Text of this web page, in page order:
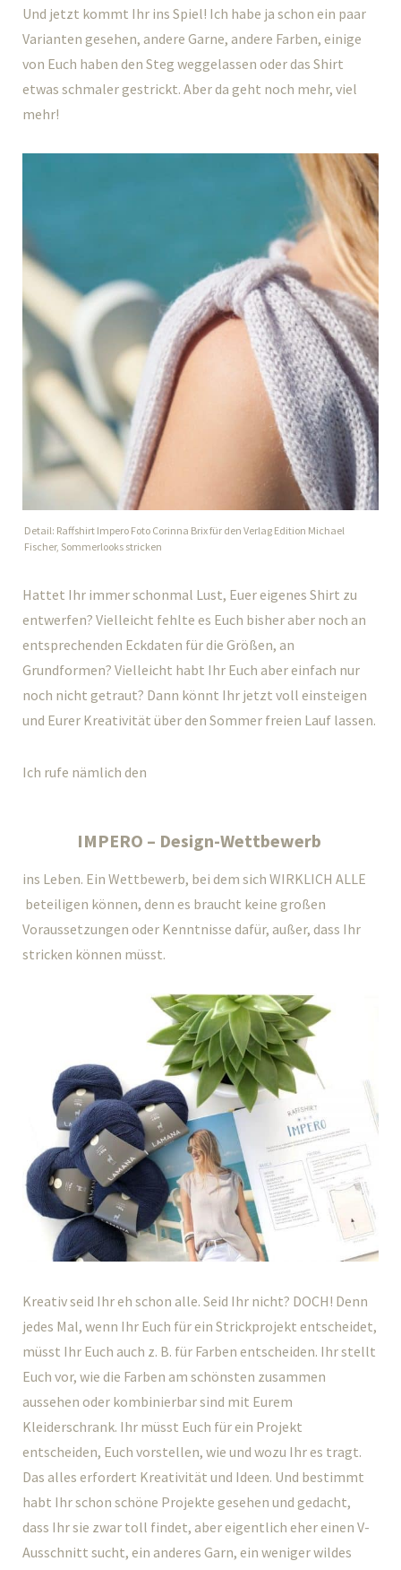
Und jetzt kommt Ihr ins Spiel! Ich habe ja schon ein paar
Varianten gesehen, andere Garne, andere Farben, einige
von Euch haben den Steg weggelassen oder das Shirt
etwas schmaler gestrickt. Aber da geht noch mehr, viel
mehr!
Detail: Raffshirt Impero Foto Corinna Brix für den Verlag Edition Michael
Fischer, Sommerlooks stricken
Hattet Ihr immer schonmal Lust, Euer eigenes Shirt zu
entwerfen? Vielleicht fehlte es Euch bisher aber noch an
entsprechenden Eckdaten für die Größen, an
Grundformen? Vielleicht habt Ihr Euch aber einfach nur
noch nicht getraut? Dann könnt Ihr jetzt voll einsteigen
und Eurer Kreativität über den Sommer freien Lauf lassen.
Ich rufe nämlich den
IMPERO – Design-Wettbewerb
ins Leben. Ein Wettbewerb, bei dem sich WIRKLICH ALLE
beteiligen können, denn es braucht keine großen
Voraussetzungen oder Kenntnisse dafür, außer, dass Ihr
stricken können müsst.
Kreativ seid Ihr eh schon alle. Seid Ihr nicht? DOCH! Denn
jedes Mal, wenn Ihr Euch für ein Strickprojekt entscheidet,
müsst Ihr Euch auch z. B. für Farben entscheiden. Ihr stellt
Euch vor, wie die Farben am schönsten zusammen
aussehen oder kombinierbar sind mit Eurem
Kleiderschrank. Ihr müsst Euch für ein Projekt
entscheiden, Euch vorstellen, wie und wozu Ihr es tragt.
Das alles erfordert Kreativität und Ideen. Und bestimmt
habt Ihr schon schöne Projekte gesehen und gedacht,
dass Ihr sie zwar toll findet, aber eigentlich eher einen V-
Ausschnitt sucht, ein anderes Garn, ein weniger wildes